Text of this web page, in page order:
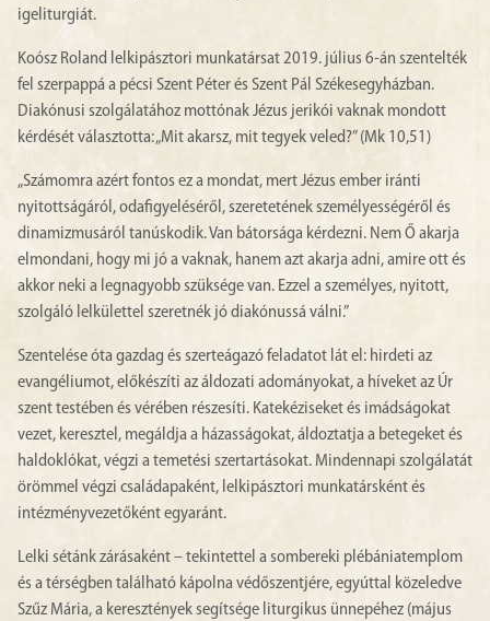
igeliturgiát.
Koósz Roland lelkipásztori munkatársat 2019. július 6-án szentelték
fel szerpappá a pécsi Szent Péter és Szent Pál Székesegyházban.
Diakónusi szolgálatához mottónak Jézus jerikói vaknak mondott
kérdését választotta: „Mit akarsz, mit tegyek veled?” (Mk 10,51)
„Számomra azért fontos ez a mondat, mert Jézus ember iránti
nyitottságáról, odafigyeléséről, szeretetének személyességéről és
dinamizmusáról tanúskodik. Van bátorsága kérdezni. Nem Ő akarja
elmondani, hogy mi jó a vaknak, hanem azt akarja adni, amire ott és
akkor neki a legnagyobb szüksége van. Ezzel a személyes, nyitott,
szolgáló lelkülettel szeretnék jó diakónussá válni.”
Szentelése óta gazdag és szerteágazó feladatot lát el: hirdeti az
evangéliumot, előkészíti az áldozati adományokat, a híveket az Úr
szent testében és vérében részesíti. Katekéziseket és imádságokat
vezet, keresztel, megáldja a házasságokat, áldoztatja a betegeket és
haldoklókat, végzi a temetési szertartásokat. Mindennapi szolgálatát
örömmel végzi családapaként, lelkipásztori munkatársként és
intézményvezetőként egyaránt.
Lelki sétánk zárásaként – tekintettel a sombereki plébániatemplom
és a térségben található kápolna védőszentjére, egyúttal közeledve
Szűz Mária, a keresztények segítsége liturgikus ünnepéhez (május